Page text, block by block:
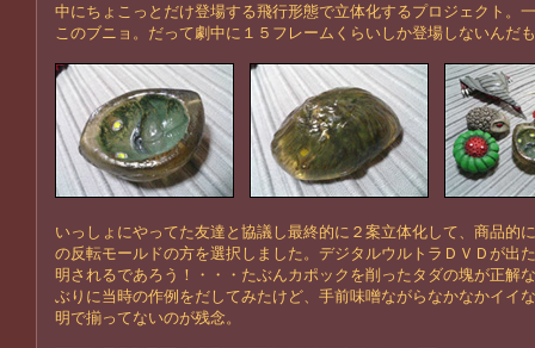
中にちょこっとだけ登場する飛行形態で立体化するプロジェクト。
このブニョ。だって劇中に１５フレームくらいしか登場しないんだ
いっしょにやってた友達と協議し最終的に２案立体化して、商品的
の反転モールドの方を選択しました。デジタルウルトラＤＶＤが出
明されるであろう！・・・たぶんカポックを削ったタダの塊が正解
ぶりに当時の作例をだしてみたけど、手前味噌ながらなかなかイイ
明で揃ってないのが残念。